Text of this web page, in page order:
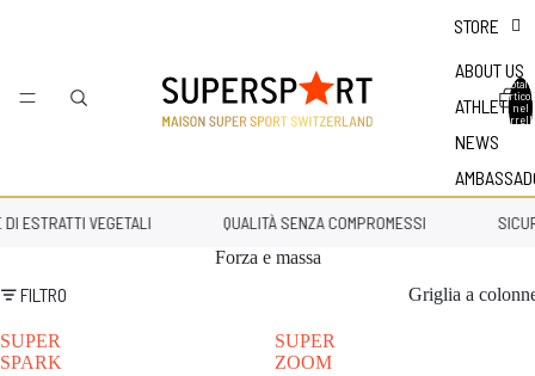
STORE
ABOUT US
ATHLETES
NEWS
Totale
nel
ESTRATTI VEGETALI QUALITÀ SENZA COMPROMESSI
Forza e massa
FILTRO Griglia a
SUPER
SPARK
SUPER
ZOOM